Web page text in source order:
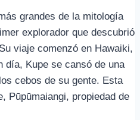
grandes de la mitología
explorador que descubrió
viaje comenzó en Hawaiki,
día, Kupe se cansó de una
cebos de su gente. Esta
Pūpūmaiangi, propiedad de